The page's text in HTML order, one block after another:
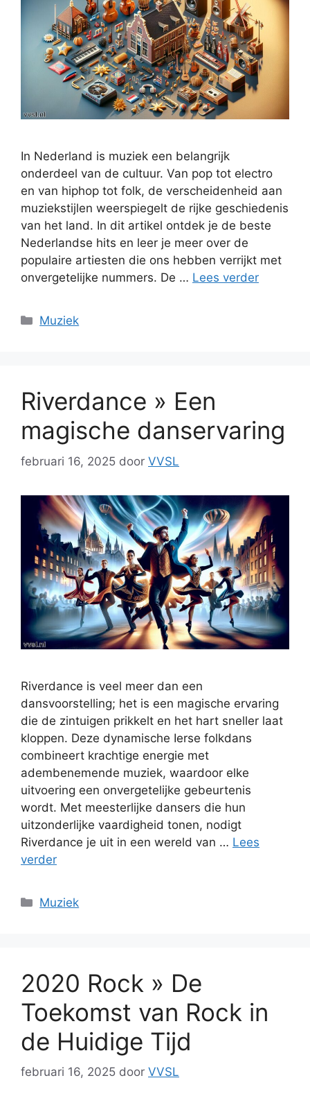
In Nederland is muziek een belangrijk
onderdeel van de cultuur. Van pop tot electro
en van hiphop tot folk, de verscheidenheid aan
muziekstijlen weerspiegelt de rijke geschiedenis
van het land. In dit artikel ontdek je de beste
Nederlandse hits en leer je meer over de
populaire artiesten die ons hebben verrijkt met
onvergetelijke nummers. De … Lees verder
Categorieën
Muziek
Riverdance » Een
magische danservaring
februari 16, 2025 door VVSL
Riverdance is veel meer dan een
dansvoorstelling; het is een magische ervaring
die de zintuigen prikkelt en het hart sneller laat
kloppen. Deze dynamische Ierse folkdans
combineert krachtige energie met
adembenemende muziek, waardoor elke
uitvoering een onvergetelijke gebeurtenis
wordt. Met meesterlijke dansers die hun
uitzonderlijke vaardigheid tonen, nodigt
Riverdance je uit in een wereld van … Lees
verder
Categorieën
Muziek
2020 Rock » De
Toekomst van Rock in
de Huidige Tijd
februari 16, 2025 door VVSL